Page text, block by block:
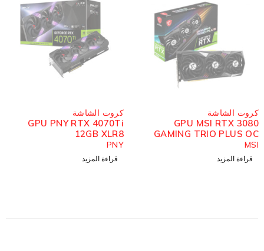
مُباع
كروت الشاشة
GPU MSI RTX 3080
GAMING TRIO PLUS OC
12GB
MSI
قراءة المزيد
مُباع
كروت الشاشة
GPU PNY RTX 4070Ti
12GB XLR8
PNY
قراءة المزيد